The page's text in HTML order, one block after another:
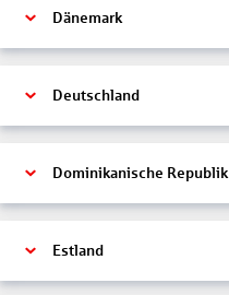
Dänemark
Deutschland
Dominikanische Republik
Estland